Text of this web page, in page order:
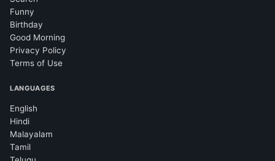
Funny
Birthday
Good Morning
Privacy Policy
Terms of Use
LANGUAGES
English
Hindi
Malayalam
Tamil